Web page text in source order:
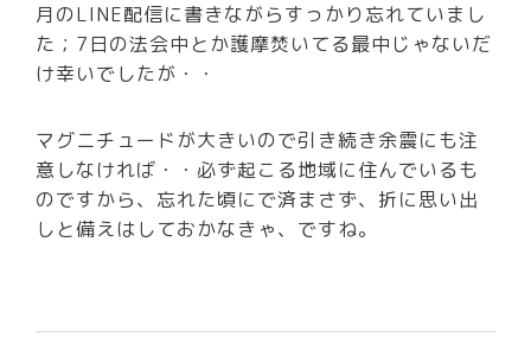
月のLINE配信に書きながらすっかり忘れていまし
た；7日の法会中とか護摩焚いてる最中じゃないだ
け幸いでしたが・・
マグニチュードが大きいので引き続き余震にも注
意しなければ・・必ず起こる地域に住んでいるも
のですから、忘れた頃にで済まさず、折に思い出
しと備えはしておかなきゃ、ですね。